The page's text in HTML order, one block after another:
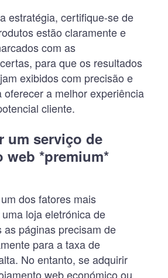
estratégia, certifique-se de
estão claramente e
com as
para que os resultados
exibidos com precisão e
oferecer a melhor experiência
cliente.
um serviço de
web *premium*
dos fatores mais
loja eletrónica de
as páginas precisam de
para a taxa de
No entanto, se adquirir
web económico ou